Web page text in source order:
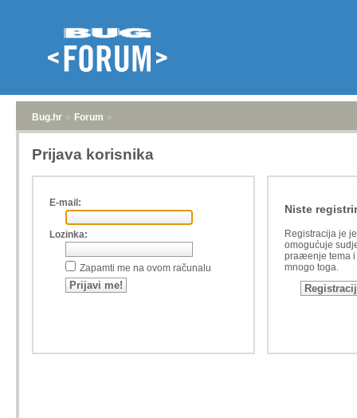
Bug.hr » Forum »
Prijava korisnika
E-mail:
Lozinka:
Zapamti me na ovom računalu
Niste
Registracija je
omogućuje
praæenje tema i
mnogo toga.